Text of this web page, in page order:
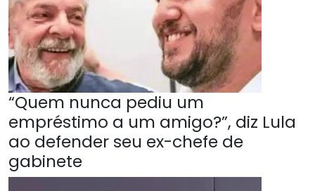
“Quem nunca pediu um
empréstimo a um amigo?”, diz Lula
ao defender seu ex-chefe de
gabinete